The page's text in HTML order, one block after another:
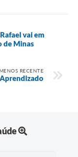
vai em
de Minas
RECENTE